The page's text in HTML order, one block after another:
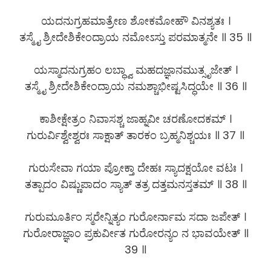
ಯದನುಗ್ರಹಮಾತ್ರೇಣ ಶೋಕಮೋಹೌ ವಿನಶ್ಯತಃ ।
ತಸ್ಮೈ ಶ್ರೀದೇಶಿಕೇಂದ್ರಾಯ ನಮೋಽಸ್ತು ಪರಮಾತ್ಮನೇ ॥ 35 ॥
ಯಸ್ಮಾದನುಗ್ರಹಂ ಲಬ್ಧ್ವಾ ಮಹದಜ್ಞಾನಮುತ್ಸೃಜೇತ್ ।
ತಸ್ಮೈ ಶ್ರೀದೇಶಿಕೇಂದ್ರಾಯ ನಮಶ್ಚಾಭೀಷ್ಟಸಿದ್ಧಯೇ ॥ 36 ॥
ಕಾಶೀಕ್ಷೇತ್ರಂ ನಿವಾಸಶ್ಚ ಜಾಹ್ನವೀ ಚರಣೋದಕಮ್ ।
ಗುರುರ್ವಿಶ್ವೇಶ್ವರಃ ಸಾಕ್ಷಾತ್ ತಾರಕಂ ಬ್ರಹ್ಮನಿಶ್ಚಯಃ ॥ 37 ॥
ಗುರುಸೇವಾ ಗಯಾ ಪ್ರೋಕ್ತಾ ದೇಹಃ ಸ್ಯಾದಕ್ಷಯೋ ವಟಃ ।
ತತ್ಪಾದಂ ವಿಷ್ಣುಪಾದಂ ಸ್ಯಾತ್ ತತ್ರ ದತ್ತಮನಸ್ತತಮ್ ॥ 38 ॥
ಗುರುಮೂರ್ತಿಂ ಸ್ಮರೇನ್ನಿತ್ಯಂ ಗುರೋರ್ನಾಮ ಸದಾ ಜಪೇತ್ ।
ಗುರೋರಾಜ್ಞಾಂ ಪ್ರಕುರ್ವೀತ ಗುರೋರನ್ಯಂ ನ ಭಾವಯೇತ್ ॥
39 ॥